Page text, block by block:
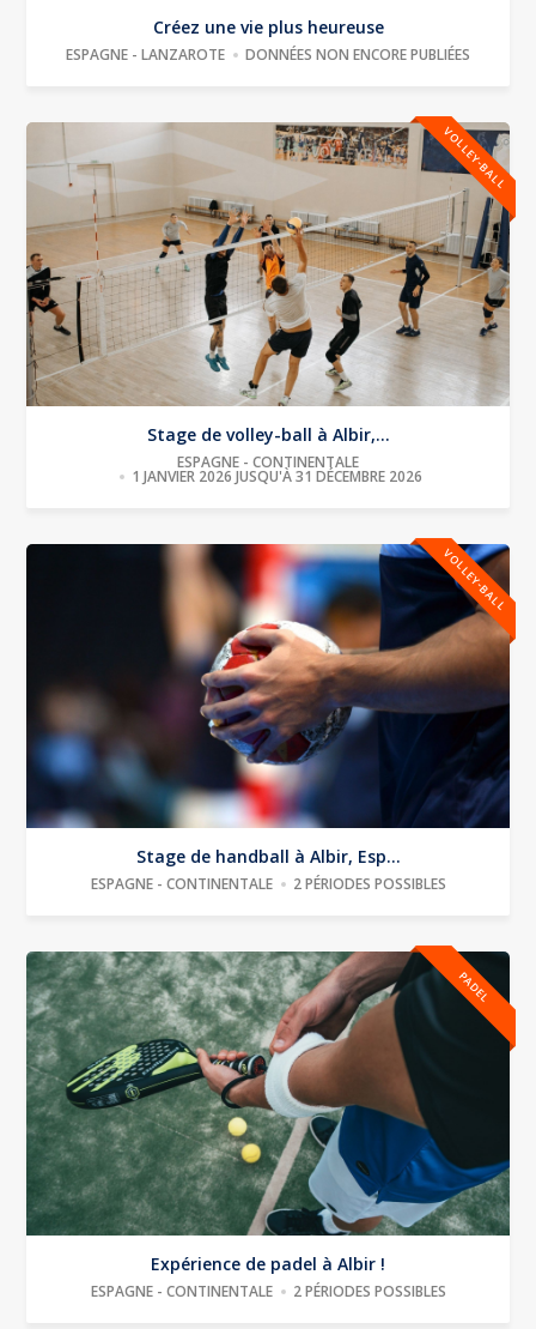
Créez une vie plus heureuse
ESPAGNE - LANZAROTE DONNÉES NON ENCORE PUBLIÉES
VOLLEY-BALL
Stage de volley-ball à Albir,...
ESPAGNE - CONTINENTALE
1 JANVIER 2026 JUSQU'À 31 DÉCEMBRE 2026
VOLLEY-BALL
Stage de handball à Albir, Esp...
ESPAGNE - CONTINENTALE 2 PÉRIODES POSSIBLES
PADEL
Expérience de padel à Albir !
ESPAGNE - CONTINENTALE 2 PÉRIODES POSSIBLES